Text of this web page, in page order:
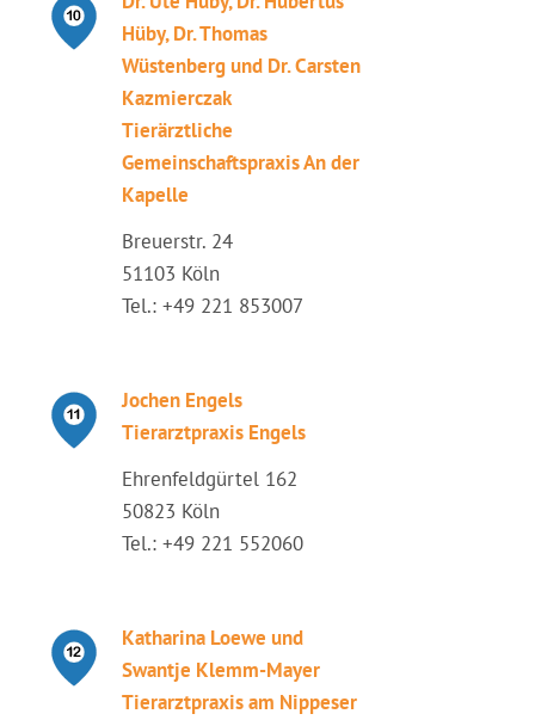
Hüby, Dr. Thomas
Wüstenberg und Dr. Carsten
Kazmierczak
Tierärztliche
Gemeinschaftspraxis An der
Kapelle
Breuerstr. 24
51103 Köln
Tel.: +49 221 853007
Jochen Engels
Tierarztpraxis Engels
Ehrenfeldgürtel 162
50823 Köln
Tel.: +49 221 552060
Katharina Loewe und
Swantje Klemm-Mayer
Tierarztpraxis am Nippeser